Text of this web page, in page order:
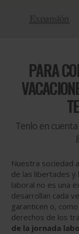
PARA
Tenlo en
Nuestra sociedad
de las libertades y
laboral no es una
desarrollan cada
garanticen o,
derechos de los
de la jornada